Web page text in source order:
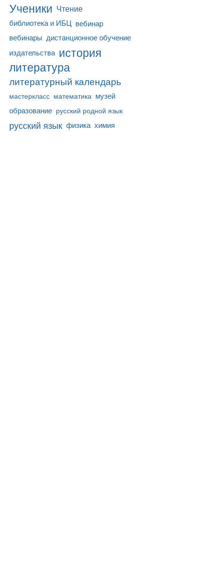
Ученики Чтение
библиотека и ИБЦ вебинар
вебинары дистанционное обучение
издательства история
литература
литературный календарь
мастеркласс математика музей
образование русский родной язык
русский язык физика химия